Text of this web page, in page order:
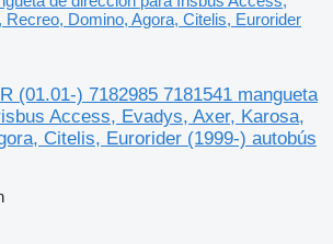
Domino, Agora, Citelis, Eurorider
(01.01-) 7182985 7181541 mangueta
Access, Evadys, Axer, Karosa,
Citelis, Eurorider (1999-) autobús